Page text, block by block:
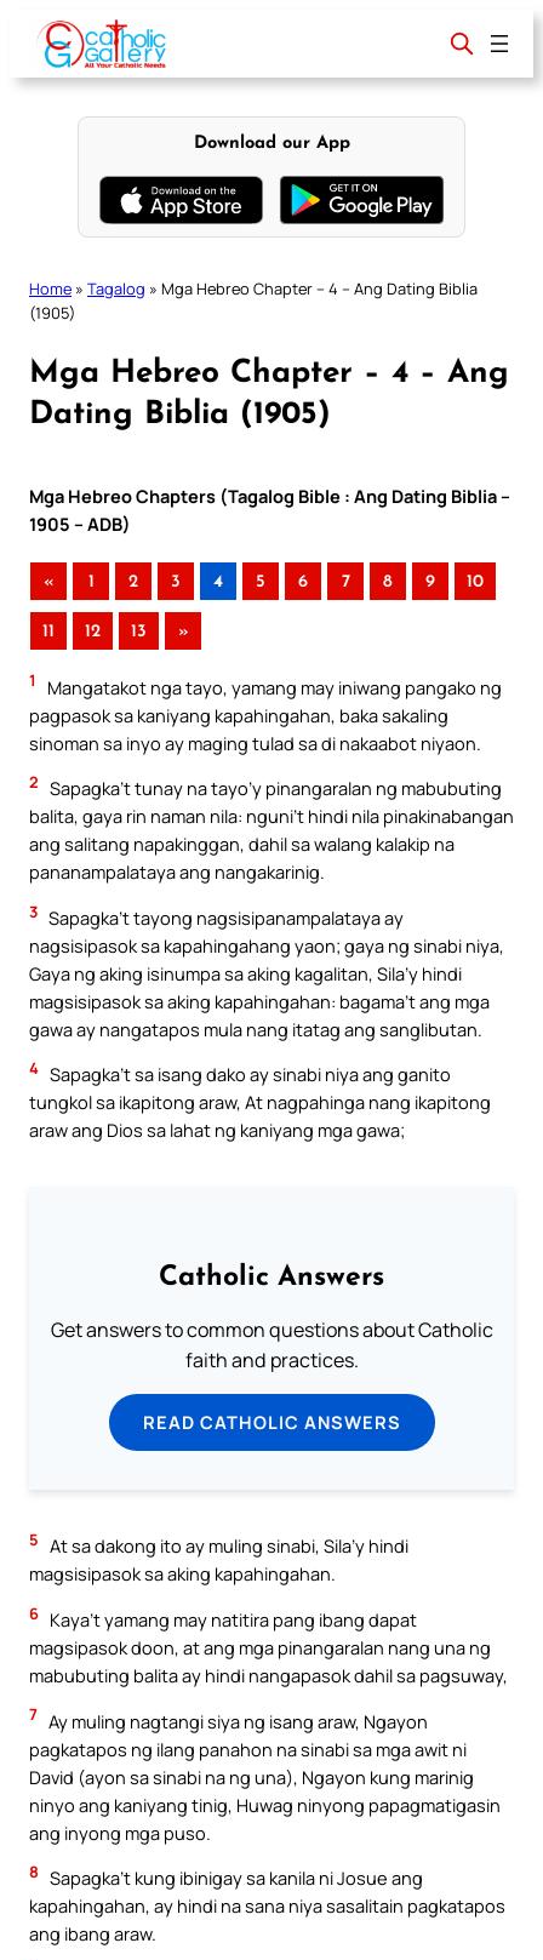
content
Download our App
Home » Tagalog » Mga Hebreo Chapter – 4 – Ang Dating Biblia
(1905)
Mga Hebreo Chapter – 4 – Ang
Dating Biblia (1905)
Mga Hebreo Chapters (Tagalog Bible : Ang Dating Biblia –
1905 – ADB)
« 1 2 3 4 5 6 7 8 9 10
11 12 13 »
1
Mangatakot nga tayo, yamang may iniwang pangako ng
pagpasok sa kaniyang kapahingahan, baka sakaling
sinoman sa inyo ay maging tulad sa di nakaabot niyaon.
2 Sapagka’t tunay na tayo’y pinangaralan ng mabubuting
balita, gaya rin naman nila: nguni’t hindi nila pinakinabangan
ang salitang napakinggan, dahil sa walang kalakip na
pananampalataya ang nangakarinig.
3 Sapagka’t tayong nagsisipanampalataya ay
nagsisipasok sa kapahingahang yaon; gaya ng sinabi niya,
Gaya ng aking isinumpa sa aking kagalitan, Sila’y hindi
magsisipasok sa aking kapahingahan: bagama’t ang mga
gawa ay nangatapos mula nang itatag ang sanglibutan.
4 Sapagka’t sa isang dako ay sinabi niya ang ganito
tungkol sa ikapitong araw, At nagpahinga nang ikapitong
araw ang Dios sa lahat ng kaniyang mga gawa;
Catholic Answers
Get answers to common questions about Catholic
faith and practices.
READ CATHOLIC ANSWERS
5 At sa dakong ito ay muling sinabi, Sila’y hindi
magsisipasok sa aking kapahingahan.
6 Kaya’t yamang may natitira pang ibang dapat
magsipasok doon, at ang mga pinangaralan nang una ng
mabubuting balita ay hindi nangapasok dahil sa pagsuway,
7 Ay muling nagtangi siya ng isang araw, Ngayon
pagkatapos ng ilang panahon na sinabi sa mga awit ni
David (ayon sa sinabi na ng una), Ngayon kung marinig
ninyo ang kaniyang tinig, Huwag ninyong papagmatigasin
ang inyong mga puso.
8 Sapagka’t kung ibinigay sa kanila ni Josue ang
kapahingahan, ay hindi na sana niya sasalitain pagkatapos
ang ibang araw.